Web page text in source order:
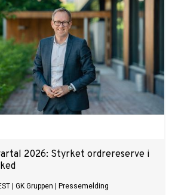
2026: Styrket ordrereserve i
GK Gruppen Pressemelding